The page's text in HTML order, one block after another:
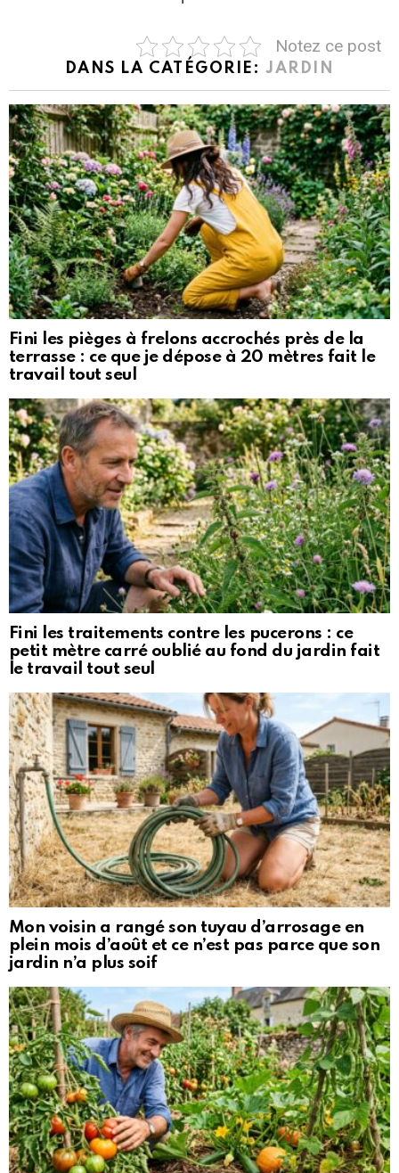
Notez ce post
DANS LA CATÉGORIE:JARDIN
Fini les pièges à frelons accrochés près de la
terrasse : ce que je dépose à 20 mètres fait le
travail tout seul
Fini les traitements contre les pucerons : ce
petit mètre carré oublié au fond du jardin fait
le travail tout seul
Mon voisin a rangé son tuyau d’arrosage en
plein mois d’août et ce n’est pas parce que son
jardin n’a plus soif